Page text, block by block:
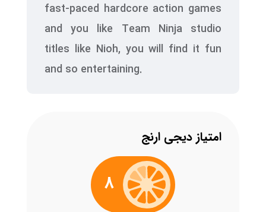
fast-paced hardcore action games
and you like Team Ninja studio
titles like Nioh, you will find it fun
and so entertaining.
امتیاز دیجی ارنج
8